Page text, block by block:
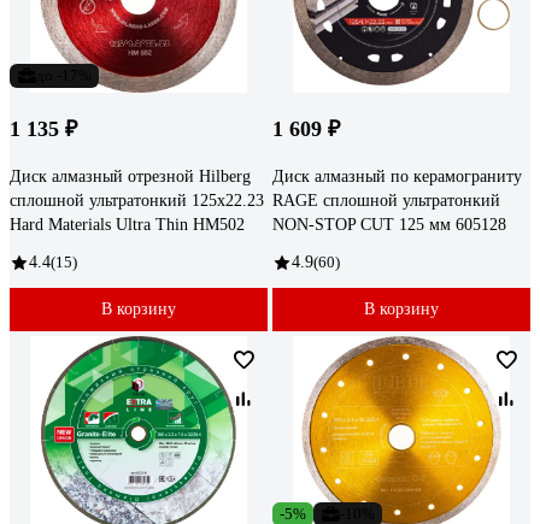
1 135 ₽
Диск алмазный отрезной Hilberg
сплошной ультратонкий 125x22.23
Hard Materials Ultra Thin HM502
4.4(15)
В корзину
1 609 ₽
Диск алмазный по керамограниту
RAGE сплошной ультратонкий
NON-STOP CUT 125 мм 605128
4.9(60)
В корзину
-5%